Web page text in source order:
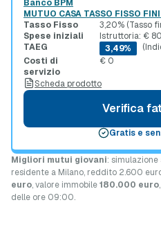
Banco BPM
MUTUO CASA TASSO FISSO
Tasso Fisso
3,20% (Tasso
Spese iniziali
Istruttoria: €
TAEG
3,49%
Costi di
servizio
€ 0
Scheda prodotto
Verifica
Gratis e
Migliori mutui giovani: simulazione
residente a Milano, reddito 2.600
euro, valore immobile180.000 euro
delle ore 09:00.